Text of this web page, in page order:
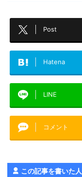
Post
Hatena
LINE
コメント
この記事を書いた人